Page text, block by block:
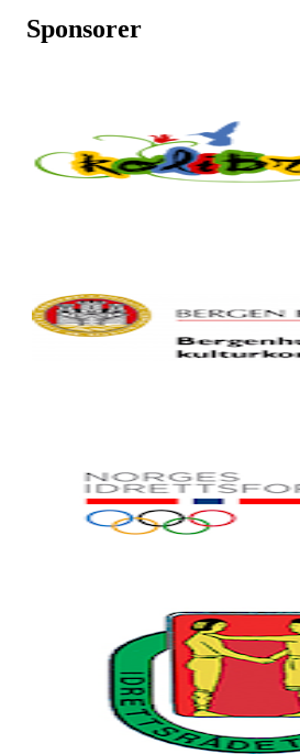
Sponsorer